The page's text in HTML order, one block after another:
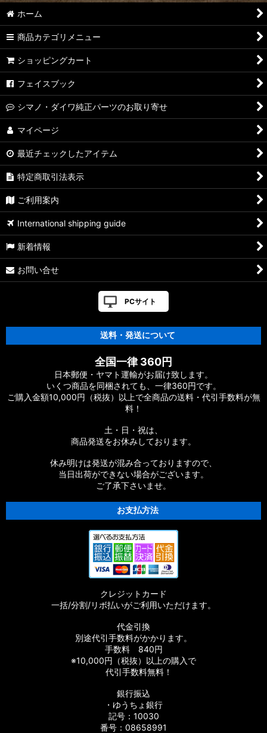
ホーム
商品カテゴリメニュー
ショッピングカート
フェイスブック
シマノ・ダイワ純正パーツのお取り寄せ
マイページ
最近チェックしたアイテム
特定商取引法表示
ご利用案内
International shipping guide
新着情報
お問い合せ
PCサイト
送料・発送について
全国一律 360円
日本郵便・ヤマト運輸がお届け致します。
いくつ商品を同梱されても、一律360円です。
ご購入金額10,000円（税抜）以上で全商品の送料・代引手数料が無
料！
土・日・祝は、
商品発送をお休みしております。
休み明けは発送が混み合っておりますので、
当日出荷ができない場合がございます。
ご了承下さいませ。
お支払方法
クレジットカード
一括/分割/リボ払いがご利用いただけます。
代金引換
別途代引手数料がかかります。
手数料 840円
※10,000円（税抜）以上の購入で
代引手数料無料！
銀行振込
・ゆうちょ銀行
記号：10030
番号：08658991